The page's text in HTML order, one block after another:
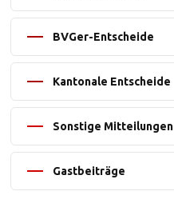
BVGer-Entscheide
Kantonale Entscheide
Sonstige Mitteilungen
Gastbeiträge